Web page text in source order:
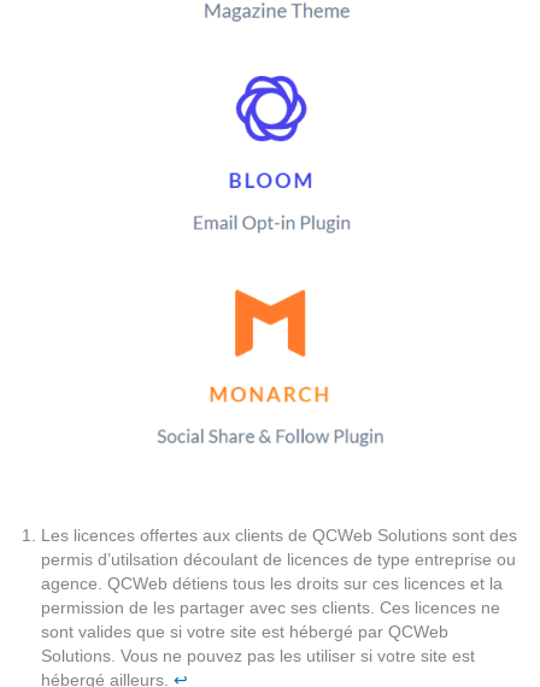
Les licences offertes aux clients de QCWeb Solutions sont des
permis d’utilsation découlant de licences de type entreprise ou
agence. QCWeb détiens tous les droits sur ces licences et la
permission de les partager avec ses clients. Ces licences ne
sont valides que si votre site est hébergé par QCWeb
Solutions. Vous ne pouvez pas les utiliser si votre site est
hébergé ailleurs. ↩︎